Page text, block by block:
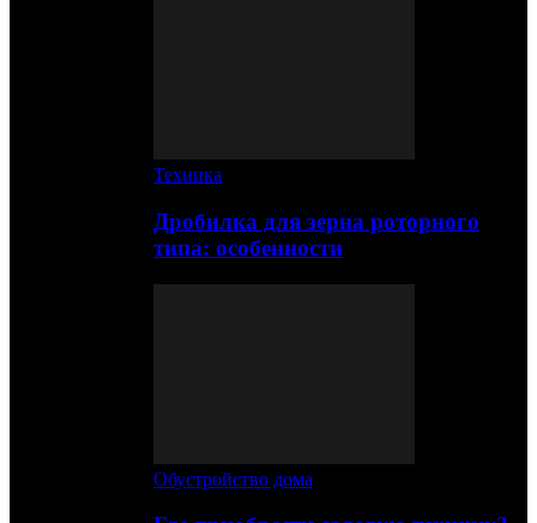
Техника
Дробилка для зерна роторного
типа: особенности
Обустройство дома